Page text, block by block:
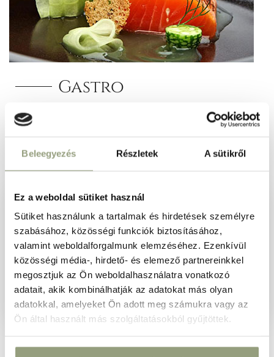
Beleegyezés Részletek A sütikről
Ez a weboldal sütiket használ
Sütiket használunk a tartalmak és hirdetések személyre
szabásához, közösségi funkciók biztosításához,
valamint weboldalforgalmunk elemzéséhez. Ezenkívül
közösségi média-, hirdető- és elemező partnereinkkel
megosztjuk az Ön weboldalhasználatra vonatkozó
adatait, akik kombinálhatják az adatokat más olyan
adatokkal, amelyeket Ön adott meg számukra vagy az
Ön által használt más szolgáltatásokból gyűjtöttek.
Gastro
Hűségprogram
Tapasztalja meg a tökéletes kikapcsolódást és
élvezze a különleges ajánlatokat.
CSATLAKOZOM